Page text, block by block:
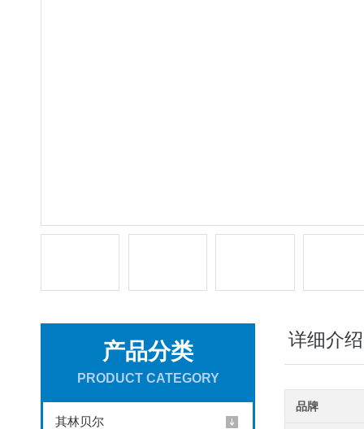
产品分类
PRODUCT CATEGORY
其林贝尔
详细介绍
品牌